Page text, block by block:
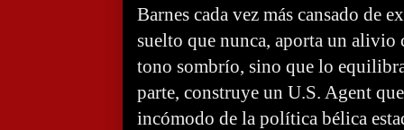
Barnes cada vez más cansado de
suelto que nunca, aporta un
tono sombrío, sino que lo
parte, construye un U.S. Agent
incómodo de la política bélica